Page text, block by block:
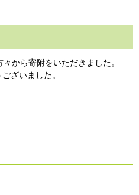
から寄附をいただきました。
ざいました。